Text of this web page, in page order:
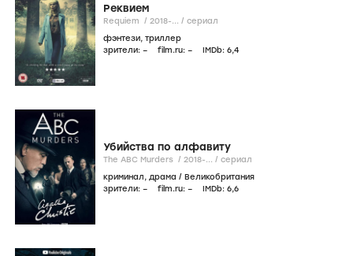
Реквием
Requiem / 2018-... / сериал
фэнтези, триллер
зрители: – film.ru: – IMDb: 6,4
Убийства по алфавиту
The ABC Murders / 2018-... / сериал
криминал, драма / Великобритания
зрители: – film.ru: – IMDb: 6,6